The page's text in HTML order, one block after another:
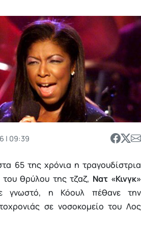
| 09:39
65 της χρόνια η τραγουδίστρια
θρύλου της τζαζ, Νατ «Κινγκ»
γνωστό, η Κόουλ πέθανε την
σε νοσοκομείο του Λος